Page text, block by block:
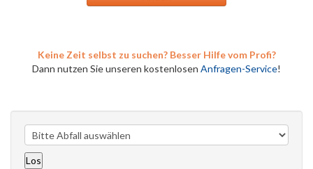
Keine Zeit selbst zu suchen? Besser Hilfe vom Profi?
Dann nutzen Sie unseren kostenlosen Anfragen-Service!